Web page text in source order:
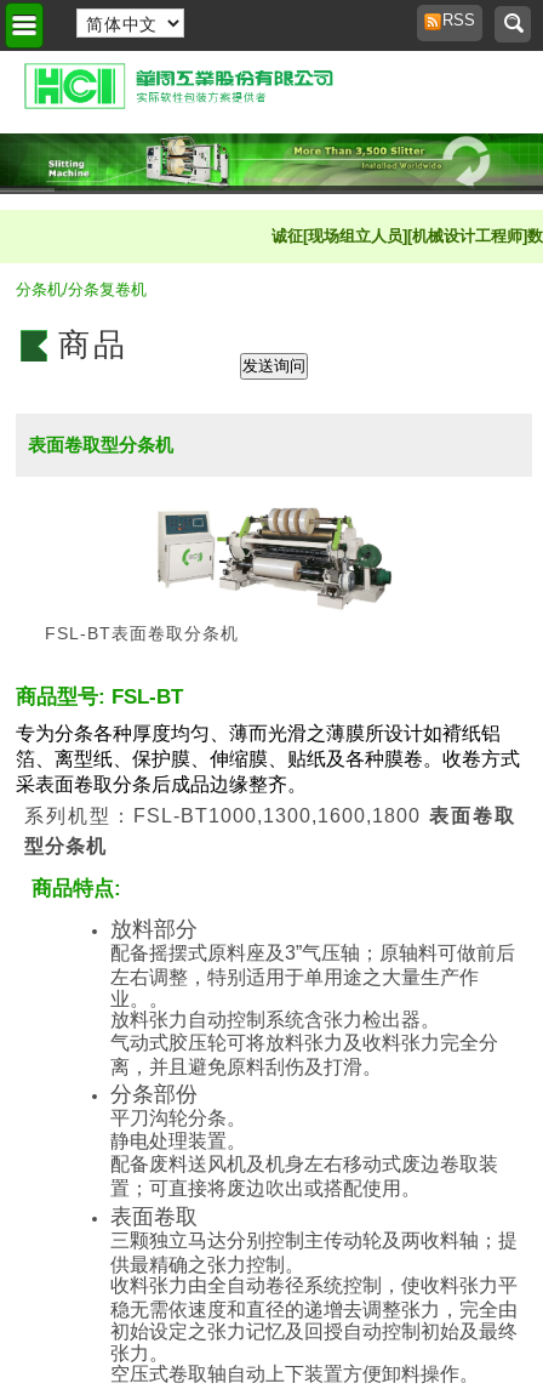
RSS
诚征[现场组立人员][机械设计工程师]
分条机/分条复卷机
商品
表面卷取型分条机
FSL-BT表面卷取分条机
商品型号: FSL-BT
专为分条各种厚度均匀、薄而光滑之薄膜所设计如褙纸铝
箔、离型纸、保护膜、伸缩膜、贴纸及各种膜卷。收卷方式
采表面卷取分条后成品边缘整齐。
系列机型：FSL-BT1000,1300,1600,1800 表面卷取
型分条机
商品特点:
放料部分
配备摇摆式原料座及3”气压轴；原轴料可做前后
左右调整，特别适用于单用途之大量生产作
业。。
放料张力自动控制系统含张力检出器。
气动式胶压轮可将放料张力及收料张力完全分
离，并且避免原料刮伤及打滑。
分条部份
平刀沟轮分条。
静电处理装置。
配备废料送风机及机身左右移动式废边卷取装
置；可直接将废边吹出或搭配使用。
表面卷取
三颗独立马达分别控制主传动轮及两收料轴；提
供最精确之张力控制。
收料张力由全自动卷径系统控制，使收料张力平
稳无需依速度和直径的递增去调整张力，完全由
初始设定之张力记忆及回授自动控制初始及最终
张力。
空压式卷取轴自动上下装置方便卸料操作。